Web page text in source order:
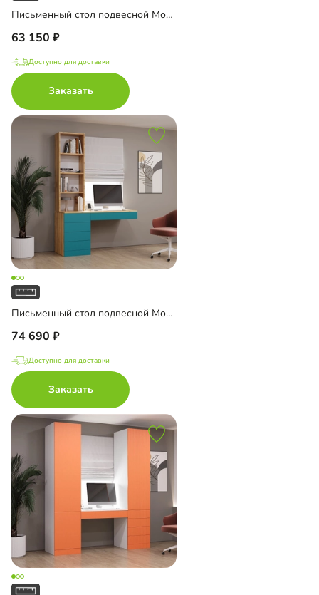
Письменный стол подвесной Мобаро-2
63 150
Доступно для доставки
Заказать
Письменный стол подвесной Мобаро-3
74 690
Доступно для доставки
Заказать